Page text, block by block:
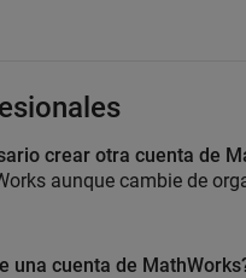
crear otra cuenta de
aunque cambie de
una cuenta de